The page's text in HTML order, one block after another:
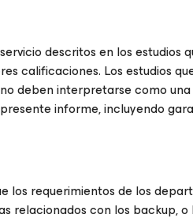
descritos en los estudios
calificaciones. Los estudios
deben interpretarse como
informe, incluyendo
los requerimientos de los
con los backup, o